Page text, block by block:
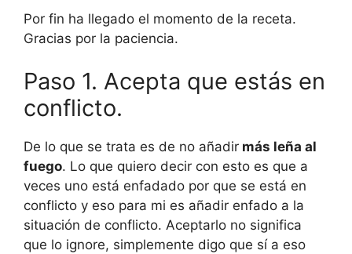
Por fin ha llegado el momento de la receta.
Gracias por la paciencia.
Paso 1. Acepta que estás en
conflicto.
De lo que se trata es de no añadir más leña al
fuego. Lo que quiero decir con esto es que a
veces uno está enfadado por que se está en
conflicto y eso para mi es añadir enfado a la
situación de conflicto. Aceptarlo no significa
que lo ignore, simplemente digo que sí a eso